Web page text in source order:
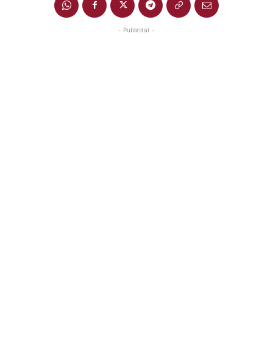
- Publicitat -